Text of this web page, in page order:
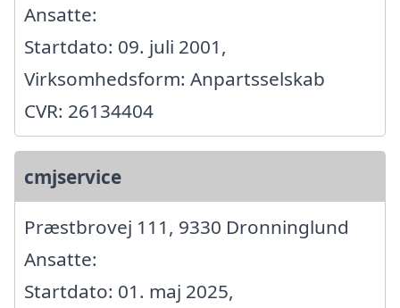
Ansatte:
Startdato: 09. juli 2001,
Virksomhedsform: Anpartsselskab
CVR: 26134404
cmjservice
Præstbrovej 111, 9330 Dronninglund
Ansatte:
Startdato: 01. maj 2025,